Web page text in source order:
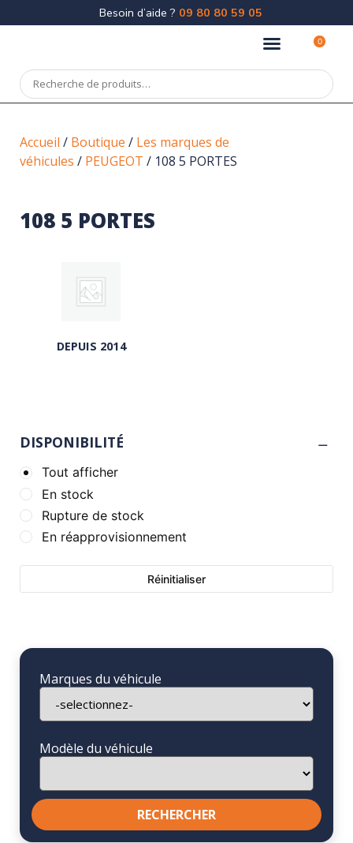
Besoin d’aide ? 09 80 80 59 05
0
Accueil / Boutique / Les marques de
véhicules / PEUGEOT / 108 5 PORTES
DISPONIBILITÉ
Tout afficher
En stock
Rupture de stock
En réapprovisionnement
Réinitialiser
Marques du véhicule
Modèle du véhicule
108 5 PORTES
DEPUIS 2014